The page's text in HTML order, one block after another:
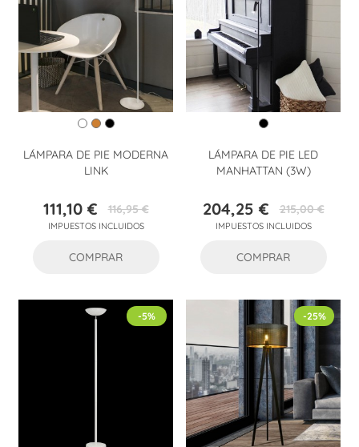
LÁMPARA DE PIE MODERNA
LINK
Precio
111,10 €Precio
base
116,95 €
IMPUESTOS INCLUIDOS
COMPRAR
LÁMPARA DE PIE LED
MANHATTAN (3W)
Precio
204,25 €Precio
base
215,00 €
IMPUESTOS INCLUIDOS
COMPRAR
-5% -25%